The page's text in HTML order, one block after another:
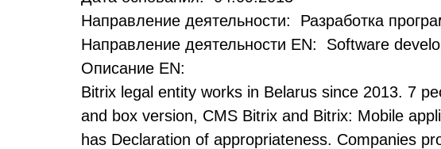
Направление деятельности: Разработка
Направление деятельности EN: Software
Описание EN:
Bitrix legal entity works in Belarus since 2013. 7
and box version, CMS Bitrix and Bitrix: Mobile
has Declaration of appropriateness. Companies